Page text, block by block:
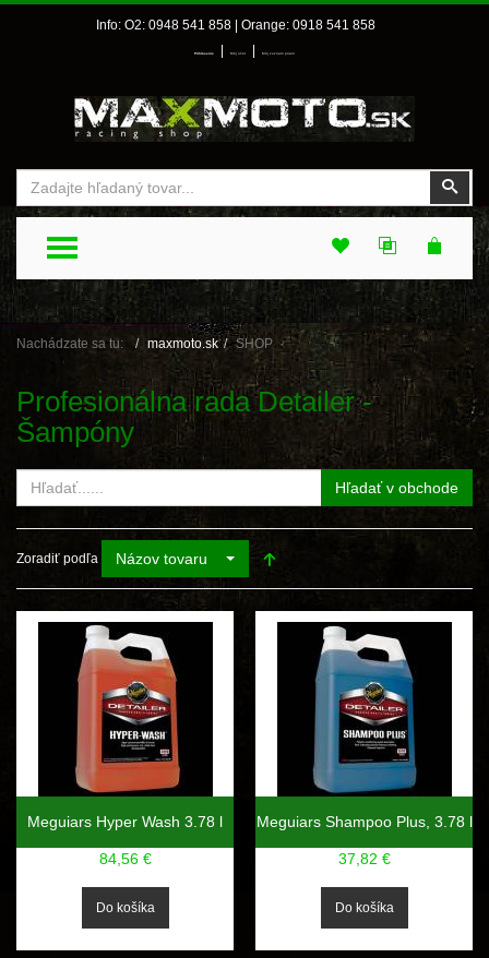
Info: O2: 0948 541 858 | Orange: 0918 541 858
Prihlásenie Môj účet Môj zoznam prianí
TOGGLE MENU
Nachádzate sa tu: maxmoto.sk SHOP
Profesionálna rada Detailer -
Šampóny
Hľadať v obchode
Zoradiť podľa Názov tovaru
Meguiars Hyper Wash 3.78 l
84,56 €
Meguiars Shampoo Plus, 3.78 l
37,82 €